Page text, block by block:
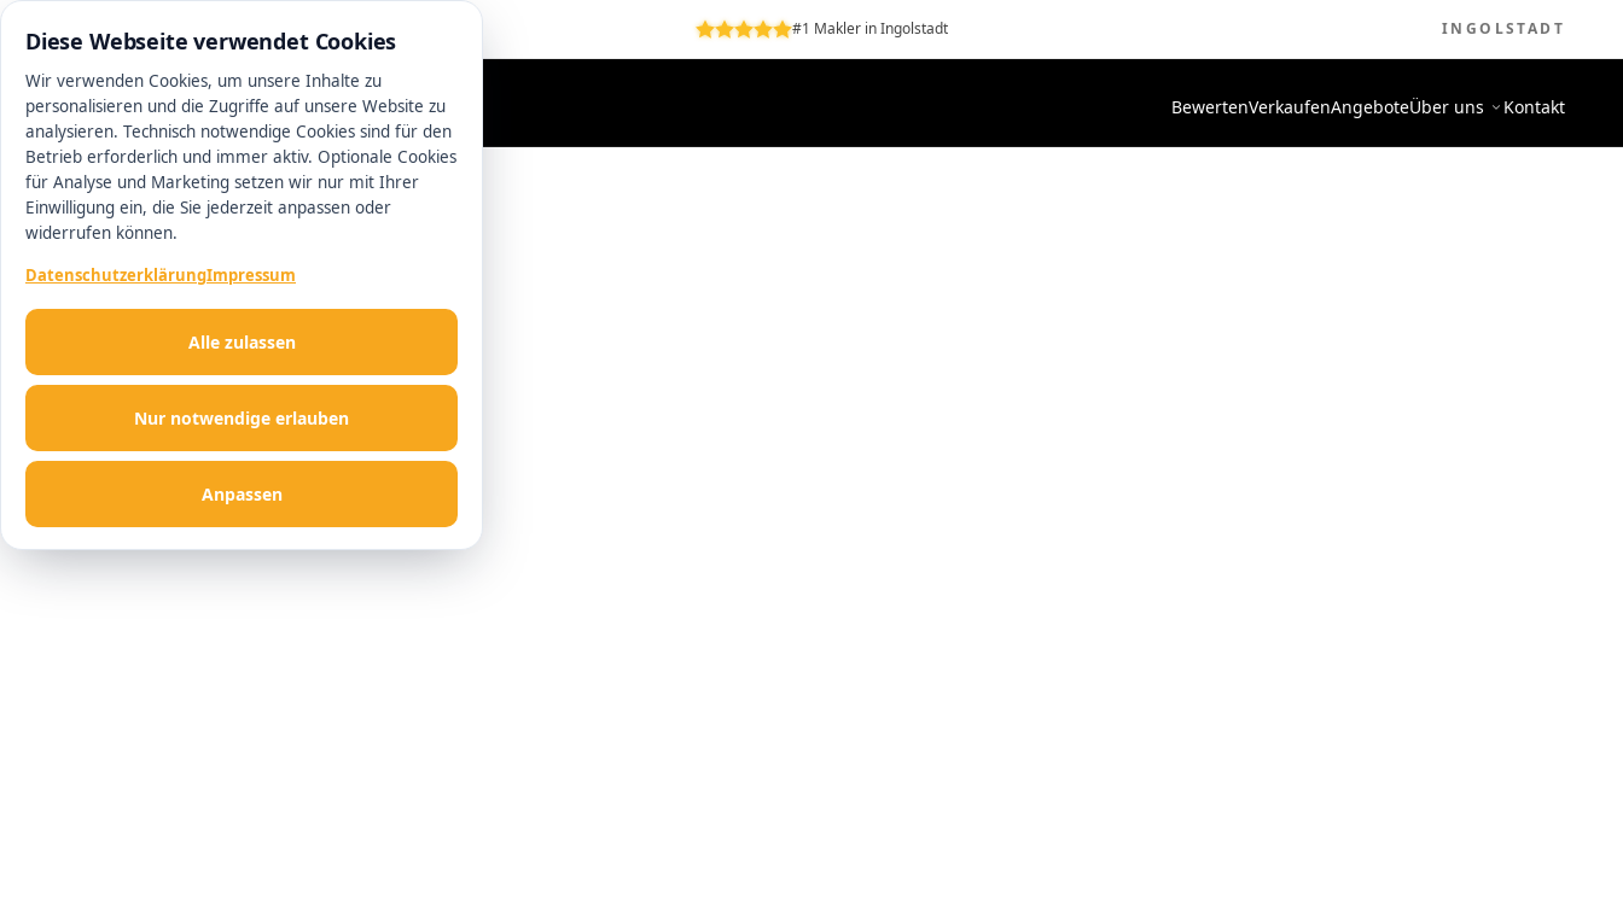
0511 13221100 #1 Makler in Ingolstadt INGOLSTADT
BewertenVerkaufenAngeboteÜber uns Kontakt
Diese Webseite verwendet Cookies
Wir verwenden Cookies, um unsere Inhalte zu
personalisieren und die Zugriffe auf unsere Website zu
analysieren. Technisch notwendige Cookies sind für den
Betrieb erforderlich und immer aktiv. Optionale Cookies
für Analyse und Marketing setzen wir nur mit Ihrer
Einwilligung ein, die Sie jederzeit anpassen oder
widerrufen können.
DatenschutzerklärungImpressum
Nur notwendige erlauben
Anpassen
Alle zulassen